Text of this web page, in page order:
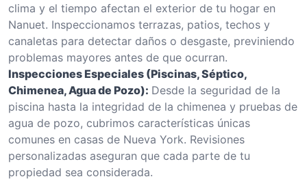
clima y el tiempo afectan el exterior de tu hogar en
Nanuet. Inspeccionamos terrazas, patios, techos y
canaletas para detectar daños o desgaste, previniendo
problemas mayores antes de que ocurran.
Inspecciones Especiales (Piscinas, Séptico,
Chimenea, Agua de Pozo): Desde la seguridad de la
piscina hasta la integridad de la chimenea y pruebas de
agua de pozo, cubrimos características únicas
comunes en casas de Nueva York. Revisiones
personalizadas aseguran que cada parte de tu
propiedad sea considerada.